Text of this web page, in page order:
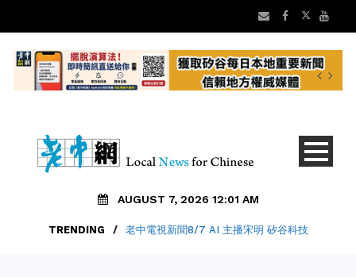
AUGUST 7, 2026 12:01 AM
TRENDING / 老中電視新聞8/7 AI 主播宋明 矽谷科技